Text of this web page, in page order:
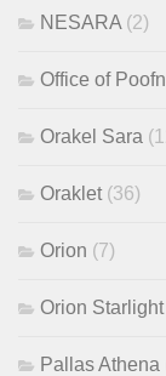
NESARA (2)
Office of
Orakel Sara
Oraklet (36)
Orion (7)
Orion Starlight
Pallas Athena